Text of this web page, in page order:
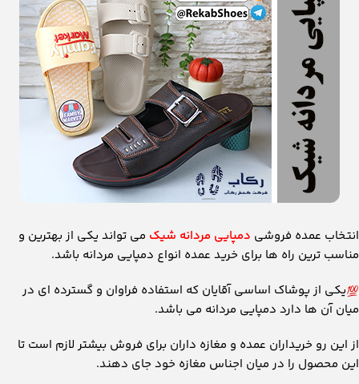
انتخاب عمده فروشی دمپایی مردانه شیک می ‌تواند یکی از بهترین و
مناسب ‌ترین راه ‌ها برای خرید عمده انواع دمپایی مردانه باشد.
یکی از پوشاک اساسی آقایان که استفاده فراوان و گسترده ‌ای در
میان آن ها دارد دمپایی مردانه می ‌باشد.
از این رو خریداران عمده و مغازه داران برای فروش بیشتر لازم است تا
این محصول را در میان اجناس مغازه خود جای دهند.